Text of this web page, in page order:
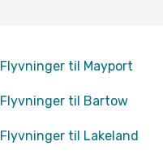
Flyvninger til Mayport
Flyvninger til Bartow
Flyvninger til Lakeland